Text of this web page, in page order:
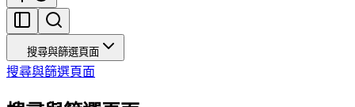
搜尋與篩選頁面
搜尋與篩選頁面